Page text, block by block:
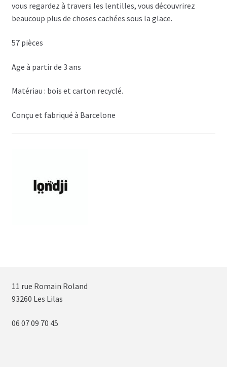
vous regardez à travers les lentilles, vous découvrirez
beaucoup plus de choses cachées sous la glace.
57 pièces
Age à partir de 3 ans
Matériau : bois et carton recyclé.
Conçu et fabriqué à Barcelone
11 rue Romain Roland
93260 Les Lilas
06 07 09 70 45